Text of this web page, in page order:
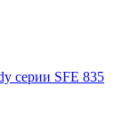
серии SFE 835